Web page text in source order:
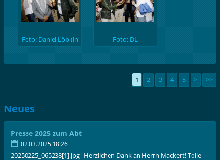
Foto: Daniel Löb (in
Foto: DL
1 2 3 4 5 > >>
Neues
Presse 2025 zum Abt
02.03.2025 18:26
20250225_065238[1].jpg Herzlichen Dank an Herrn Mackert! Tolle